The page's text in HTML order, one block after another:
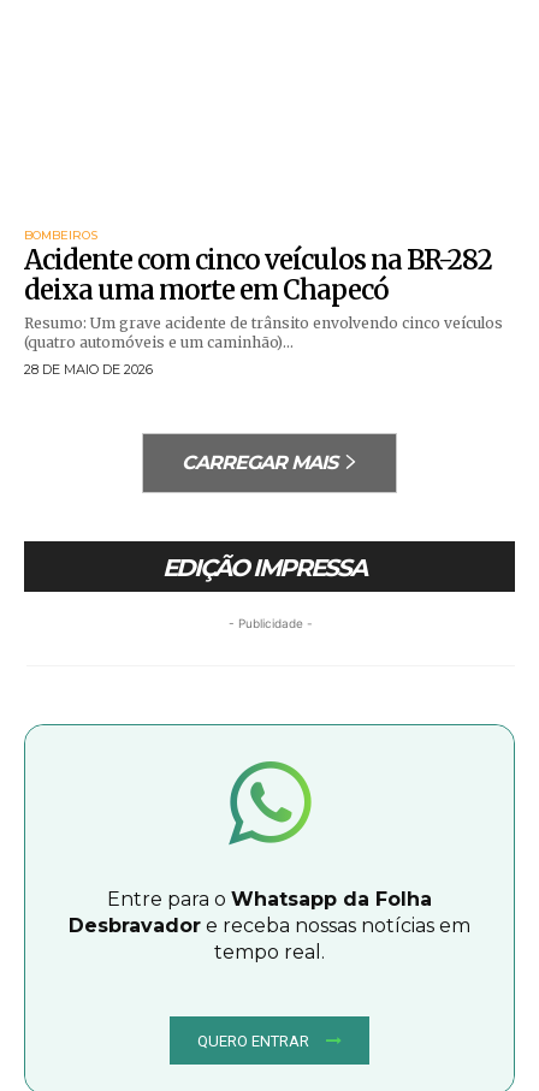
BOMBEIROS
Acidente com cinco veículos na BR-282
deixa uma morte em Chapecó
Resumo: Um grave acidente de trânsito envolvendo cinco veículos
(quatro automóveis e um caminhão)...
28 DE MAIO DE 2026
CARREGAR MAIS
EDIÇÃO IMPRESSA
- Publicidade -
Entre para o Whatsapp da Folha
Desbravador e receba nossas notícias em
tempo real.
QUERO ENTRAR